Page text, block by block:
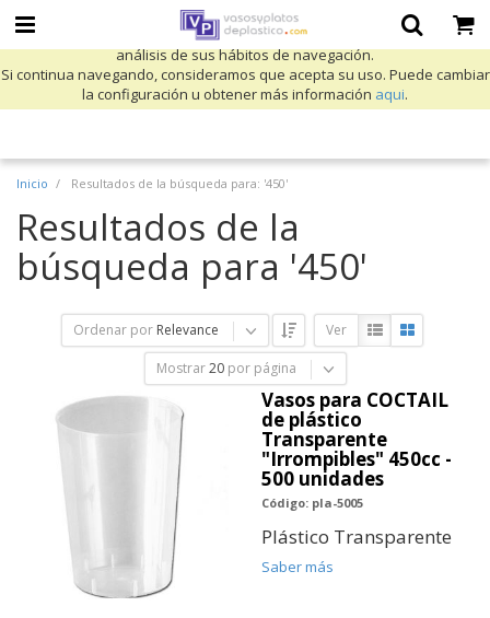
Utilizamos cookies propias y de terceros para mejorar nuestros servicios
y mostrarle publicidad relacionada con sus preferencias mediante el
análisis de sus hábitos de navegación.
Si continua navegando, consideramos que acepta su uso. Puede cambiar
la configuración u obtener más información aqui.
Inicio Resultados de la búsqueda para: '450'
Resultados de la
búsqueda para '450'
Ordenar por Relevance Ver
Mostrar 20 por página
Vasos para COCTAIL
de plástico
Transparente
"Irrompibles" 450cc -
500 unidades
Código: pla-5005
Plástico Transparente
Saber más